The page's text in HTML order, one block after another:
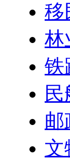
移
林
铁
邮
文